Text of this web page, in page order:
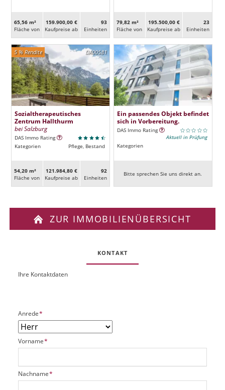
65,56 m²
Fläche von
159.900,00 €
Kaufpreise ab
93
Ein­heiten
79,82 m²
Fläche von
195.500,00 €
Kaufpreise ab
23
Ein­heiten
DA00581
5 % Rendite
Sozialtherapeutisches
Zentrum Hallthurm
bei Salzburg
DAS Immo Rating
Kategorien
Pflege, Bestand
54,20 m²
Fläche von
121.984,80 €
Kaufpreise ab
92
Ein­heiten
Ein passendes Objekt befindet
sich in Vorbereitung.
DAS Immo Rating
Aktuell in Prüfung
Kategorien
Bitte sprechen Sie uns direkt an.
ZUR IMMOBILIENÜBERSICHT
KONTAKT
O
k
P
t
z
h
UIhre Kontaktdaten
P
f
l
i
c
t
f
Anrede*
P
f
i
c
Vorname*
P
f
Nachname*